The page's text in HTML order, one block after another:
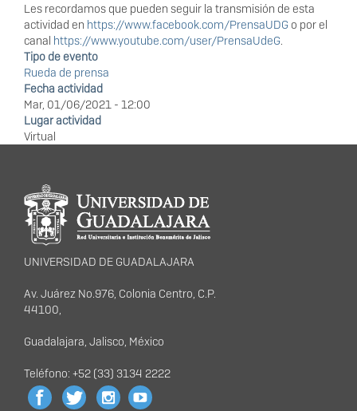
Les recordamos que pueden seguir la transmisión de esta
actividad en https://www.facebook.com/PrensaUDG o por el
canal https://www.youtube.com/user/PrensaUdeG.
Tipo de evento
Rueda de prensa
Fecha actividad
Mar, 01/06/2021 - 12:00
Lugar actividad
Virtual
Información del
portal
UNIVERSIDAD DE GUADALAJARA
Av. Juárez No.976, Colonia Centro, C.P.
44100,
Guadalajara, Jalisco, México
Teléfono: +52 (33) 3134 2222